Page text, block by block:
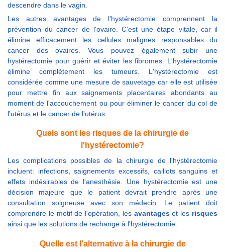
descendre dans le vagin.
Les autres avantages de l'hystérectomie comprennent la
prévention du cancer de l'ovaire. C'est une étape vitale, car il
élimine efficacement les cellules malignes responsables du
cancer des ovaires. Vous pouvez également subir une
hystérectomie pour guérir et éviter les fibromes. L'hystérectomie
élimine complètement les tumeurs. L'hystérectomie est
considérée comme une mesure de sauvetage car elle est utilisée
pour mettre fin aux saignements placentaires abondants au
moment de l'accouchement ou pour éliminer le cancer du col de
l'utérus et le cancer de l'utérus.
Quels sont les risques de la chirurgie de
l'hystérectomie?
Les complications possibles de la chirurgie de l'hystérectomie
incluent: infections, saignements excessifs, caillots sanguins et
effets indésirables de l'anesthésie. Une hystérectomie est une
décision majeure que le patient devrait prendre après une
consultation soigneuse avec son médecin. Le patient doit
comprendre le motif de l'opération, les avantageset les risques
ainsi que les solutions de rechange à l'hystérectomie.
Quelle est l'alternative à la chirurgie de